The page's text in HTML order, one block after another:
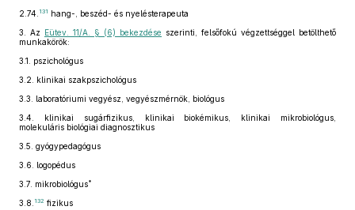
2.74. 131 hang-, beszéd- és nyelésterapeuta
3.
Az Eütev. 11/A. § (6) bekezdése szerinti, felsőfokú végzettséggel betölthető
munkakörök:
3.1.
pszichológus
3.2.
klinikai szakpszichológus
3.3.
laboratóriumi vegyész, vegyészmérnök, biológus
3.4.
klinikai sugárfizikus, klinikai biokémikus, klinikai mikrobiológus,
molekuláris biológiai diagnosztikus
3.5. gyógypedagógus
3.6.
logopédus
3.7. mikrobiológus*
3.8. 132 fizikus